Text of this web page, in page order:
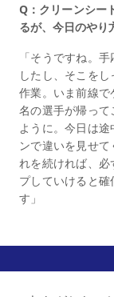
Q：クリーンシー
るが、今日のやり
「そうですね。
したし、そこを
作業。いま前線
名の選手が帰っ
ように。今日は
ンで違いを見せ
れを続ければ、
プしていけると
す」